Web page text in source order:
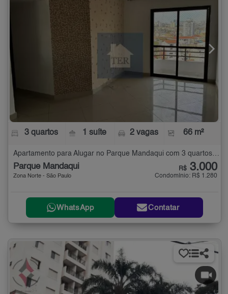
3 quartos 1 suíte 2 vagas 66 m²
Apartamento para Alugar no Parque Mandaqui com 3 quartos - 66 m²
Parque Mandaqui
Zona Norte - São Paulo
R$ 3.000
Condomínio: R$ 1.280
WhatsApp Contatar